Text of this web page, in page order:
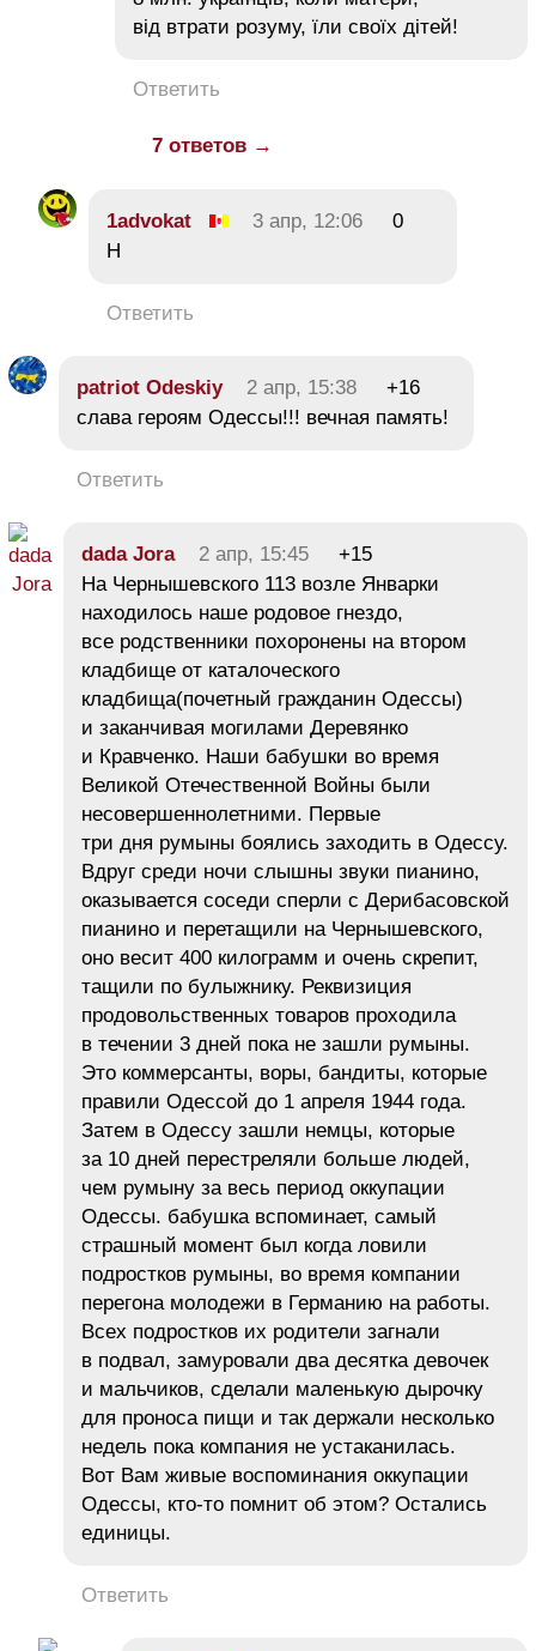
від втрати розуму, їли своїх дітей!
Ответить
7 ответов →
1advokat 3 апр, 12:06
0
Н
Ответить
patriot Odeskiy 2 апр, 15:38
+16
слава героям Одессы!!! вечная память!
Ответить
dada Jora 2 апр, 15:45
+15
На Чернышевского 113 возле Январки
находилось наше родовое гнездо,
все родственники похоронены на втором
кладбище от каталоческого
кладбища(почетный гражданин Одессы)
и заканчивая могилами Деревянко
и Кравченко. Наши бабушки во время
Великой Отечественной Войны были
несовершеннолетними. Первые
три дня румыны боялись заходить в Одессу.
Вдруг среди ночи слышны звуки пианино,
оказывается соседи сперли с Дерибасовской
пианино и перетащили на Чернышевского,
оно весит 400 килограмм и очень скрепит,
тащили по булыжнику. Реквизиция
продовольственных товаров проходила
в течении 3 дней пока не зашли румыны.
Это коммерсанты, воры, бандиты, которые
правили Одессой до 1 апреля 1944 года.
Затем в Одессу зашли немцы, которые
за 10 дней перестреляли больше людей,
чем румыну за весь период оккупации
Одессы. бабушка вспоминает, самый
страшный момент был когда ловили
подростков румыны, во время компании
перегона молодежи в Германию на работы.
Всех подростков их родители загнали
в подвал, замуровали два десятка девочек
и мальчиков, сделали маленькую дырочку
для проноса пищи и так держали несколько
недель пока компания не устаканилась.
Вот Вам живые воспоминания оккупации
Одессы, кто-то помнит об этом? Остались
единицы.
Ответить